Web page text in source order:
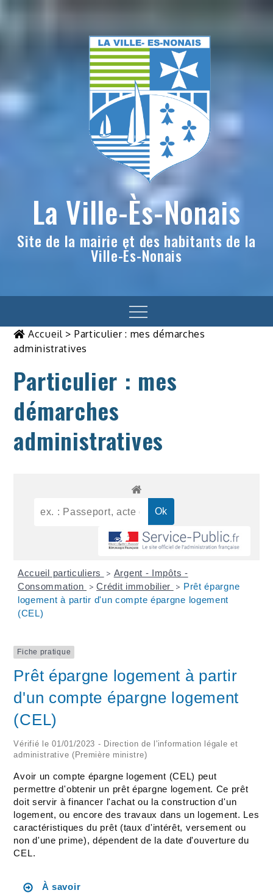
La Ville-Ès-Nonais
Site de la mairie et des habitants de la
Ville-Ès-Nonais
Menu
Accueil> Particulier : mes démarches
administratives
Particulier : mes
démarches
administratives
Accueil particuliers > Argent - Impôts -
Consommation
> Crédit immobilier > Prêt épargne
logement à partir d'un compte épargne logement
(CEL)
Fiche pratique
Prêt épargne logement à partir
d'un compte épargne logement
(CEL)
Vérifié le 01/01/2023 - Direction de l'information légale et
administrative (Première ministre)
Avoir un compte épargne logement (CEL) peut
permettre d'obtenir un prêt épargne logement. Ce prêt
doit servir à financer l'achat ou la construction d'un
logement, ou encore des travaux dans un logement. Les
caractéristiques du prêt (taux d'intérêt, versement ou
non d'une prime), dépendent de la date d'ouverture du
CEL.
À savoir